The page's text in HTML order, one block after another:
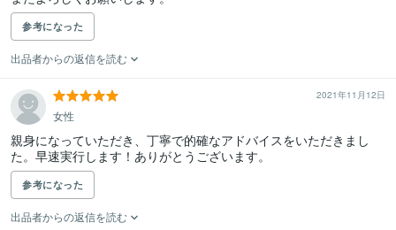
参考になった
出品者からの返信を読む
2021年11月12日
女性
親身になっていただき、丁寧で的確なアドバイスをいただきまし
た。早速実行します！ありがとうございます。
参考になった
出品者からの返信を読む